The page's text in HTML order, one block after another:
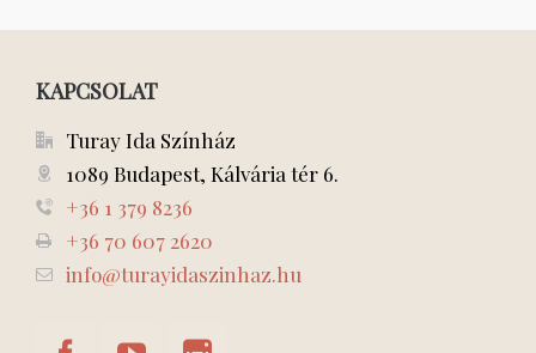
KAPCSOLAT
Turay Ida Színház
1089 Budapest, Kálvária tér 6.
+36 1 379 8236
+36 70 607 2620
info@turayidaszinhaz.hu